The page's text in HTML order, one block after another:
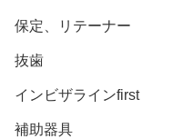
保定、リテーナー
抜歯
インビザラインfirst
補助器具